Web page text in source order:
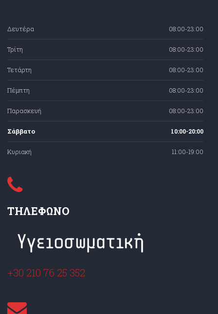
Δευτέρα 08:00-23:00
Τρίτη 08:00-23:00
Τετάρτη 08:00-23:00
Πέμπτη 08:00-23:00
Παρασκευή 08:00-23:00
Σάββατο 10:00-20:00
Κυριακή 11:00-19:00
ΤΗΛΕΦΩΝΟ
+30 210 76 25 352